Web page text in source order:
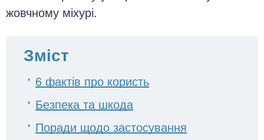
жовчному міхурі.
Зміст
6 фактів про користь
Безпека та шкода
Поради щодо застосування